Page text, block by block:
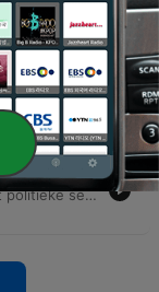
In deze aflevering analyseren de sprekers het politieke sentiment in Amerika en de opkomst van populistische leiders zoals Trump en Berlusconi. Er wordt gekeken naar hoe nostalgie, economische ongelijkheid en een gebrek aan vertrouwen in de overheid mensen vatbaar maken voor manipulatie door charismatische figuren. Daarnaast bespreken de sprekers politieke polarisatie, de invloed van angst voor verandering en het fenomeen van 'kletsmajoors' in de politiek. De discussie breidt zich uit naar de impact van AI op de arbeidsmarkt en de subjectiviteit van nieuwsconsumptie.